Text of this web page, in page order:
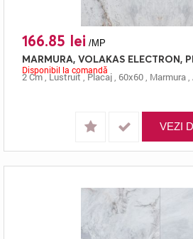
166.85 lei /MP
2 Cm,Lustruit,Placaj, 60x60, Marmura,
Disponibil la comandă
VEZI